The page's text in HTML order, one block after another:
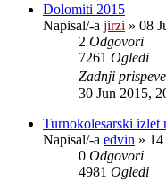
Dolomiti 2015
Napisal/-a jirzi » 08
2 Odgovori
7261 Ogledi
Zadnji
30 Jun 2015,
Turnokolesarski izlet
Napisal/-a edvin »
0 Odgovori
4981 Ogledi